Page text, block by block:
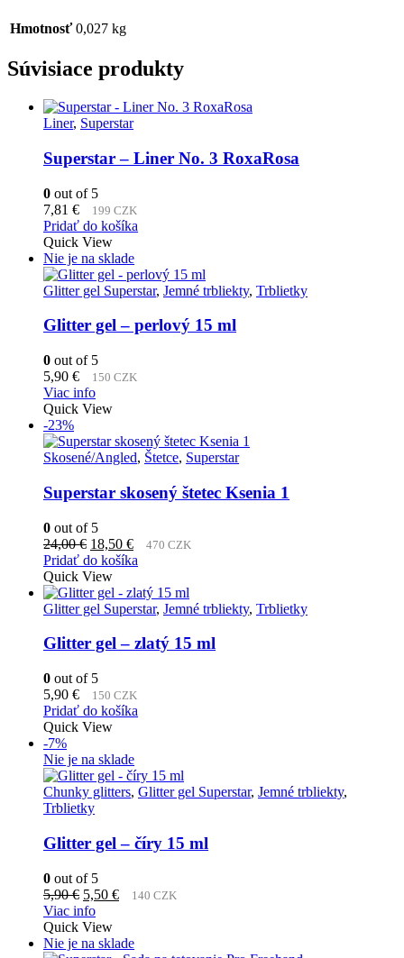
Hmotnosť 0,027 kg
Súvisiace produkty
Liner, Superstar
Superstar – Liner No. 3 RoxaRosa
0 out of 5
7,81 € 199 CZK
Pridať do košíka
Quick View
Nie je na sklade
Glitter gel Superstar, Jemné trbliekty, Trblietky
Glitter gel – perlový 15 ml
0 out of 5
5,90 € 150 CZK
Viac info
Quick View
-23%
Skosené/Angled, Štetce, Superstar
Superstar skosený štetec Ksenia 1
0 out of 5
24,00€ Pôvodná
cena
bola:
24,00 €.
18,50 €Aktuálna
cena
18,50 €.
470 CZK
Pridať do košíka
Quick View
Glitter gel Superstar, Jemné trbliekty, Trblietky
Glitter gel – zlatý 15 ml
0 out of 5
5,90 € 150 CZK
Pridať do košíka
Quick View
-7%
Nie je na sklade
Chunky glitters, Glitter gel Superstar, Jemné trbliekty,
Trblietky
Glitter gel – číry 15 ml
0 out of 5
5,90€ Pôvodná
cena
bola:
5,90 €.
5,50 €Aktuálna
5,50 €.
140 CZK
Viac info
Quick View
Nie je na sklade